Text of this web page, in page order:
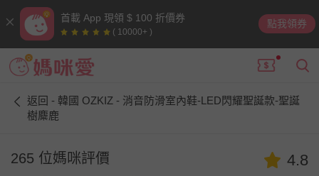
首載 App 現領 $ 100 折價券
( 10000+ )
點我領券
返回 - 韓國 OZKIZ - 消音防滑室內鞋-LED閃耀聖誕款-聖誕
樹麋鹿
265 位媽咪評價 4.8